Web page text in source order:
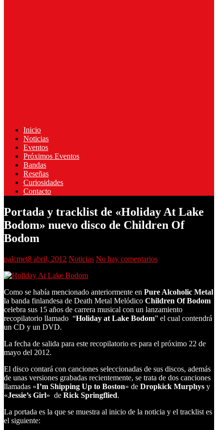
Inicio
Noticias
Eventos
Próximos Eventos
Bandas
Reseñas
Curiosidades
Contacto
Portada y tracklist de «Holiday At Lake
Bodom» nuevo disco de Children Of
Bodom
palcmet8 abril, 2012 Noticias No hay comentarios
Como se había mencionado anteriormente en Pure Alcoholic Metal
la banda finlandesa de Death Metal Melódico Children Of Bodom
celebra sus 15 años de carrera musical con un lanzamiento
recopilatorio llamado “Holiday at Lake Bodom” el cual contendrá
un CD y un DVD.
La fecha de salida para este recopilatorio es para el próximo 22 de
mayo del 2012.
El disco contará con canciones seleccionadas de sus discos, además
de unas versiones grabadas recientemente, se trata de dos canciones
llamadas «I’m Shipping Up to Boston» de Dropkick Murphys y
«Jessie’s Girl» de Rick Springflied.
La portada es la que se muestra al inicio de la noticia y el tracklist es
el siguiente: